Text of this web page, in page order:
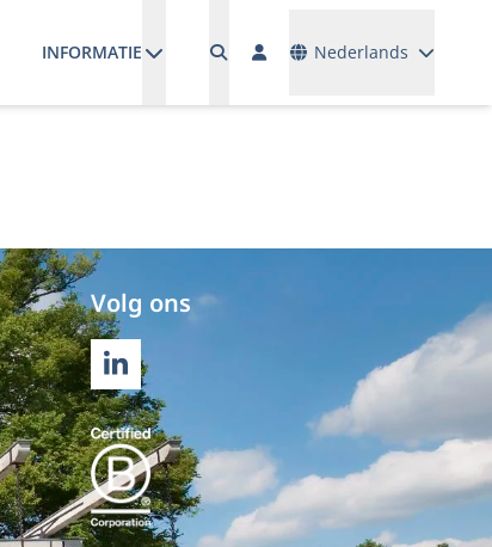
INFORMATIE Nederlands
Volg ons
LINKEDIN